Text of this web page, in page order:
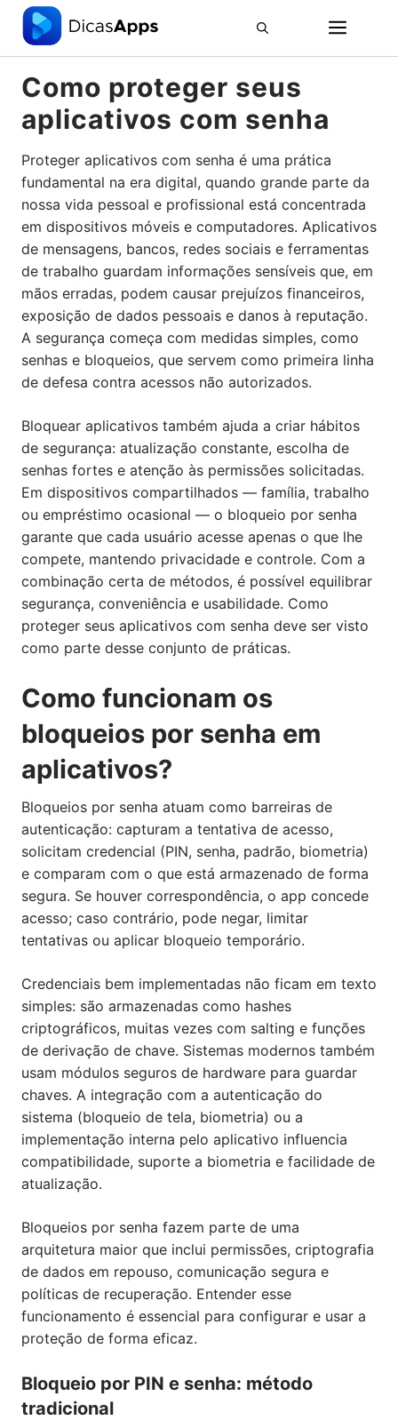
Pular
para
o
conteúdo
Como proteger seus
aplicativos com senha
Proteger aplicativos com senha é uma prática
fundamental na era digital, quando grande parte da
nossa vida pessoal e profissional está concentrada
em dispositivos móveis e computadores. Aplicativos
de mensagens, bancos, redes sociais e ferramentas
de trabalho guardam informações sensíveis que, em
mãos erradas, podem causar prejuízos financeiros,
exposição de dados pessoais e danos à reputação.
A segurança começa com medidas simples, como
senhas e bloqueios, que servem como primeira linha
de defesa contra acessos não autorizados.
Bloquear aplicativos também ajuda a criar hábitos
de segurança: atualização constante, escolha de
senhas fortes e atenção às permissões solicitadas.
Em dispositivos compartilhados — família, trabalho
ou empréstimo ocasional — o bloqueio por senha
garante que cada usuário acesse apenas o que lhe
compete, mantendo privacidade e controle. Com a
combinação certa de métodos, é possível equilibrar
segurança, conveniência e usabilidade. Como
proteger seus aplicativos com senha deve ser visto
como parte desse conjunto de práticas.
Como funcionam os
bloqueios por senha em
aplicativos?
Bloqueios por senha atuam como barreiras de
autenticação: capturam a tentativa de acesso,
solicitam credencial (PIN, senha, padrão, biometria)
e comparam com o que está armazenado de forma
segura. Se houver correspondência, o app concede
acesso; caso contrário, pode negar, limitar
tentativas ou aplicar bloqueio temporário.
Credenciais bem implementadas não ficam em texto
simples: são armazenadas como hashes
criptográficos, muitas vezes com salting e funções
de derivação de chave. Sistemas modernos também
usam módulos seguros de hardware para guardar
chaves. A integração com a autenticação do
sistema (bloqueio de tela, biometria) ou a
implementação interna pelo aplicativo influencia
compatibilidade, suporte a biometria e facilidade de
atualização.
Bloqueios por senha fazem parte de uma
arquitetura maior que inclui permissões, criptografia
de dados em repouso, comunicação segura e
políticas de recuperação. Entender esse
funcionamento é essencial para configurar e usar a
proteção de forma eficaz.
Bloqueio por PIN e senha: método
tradicional